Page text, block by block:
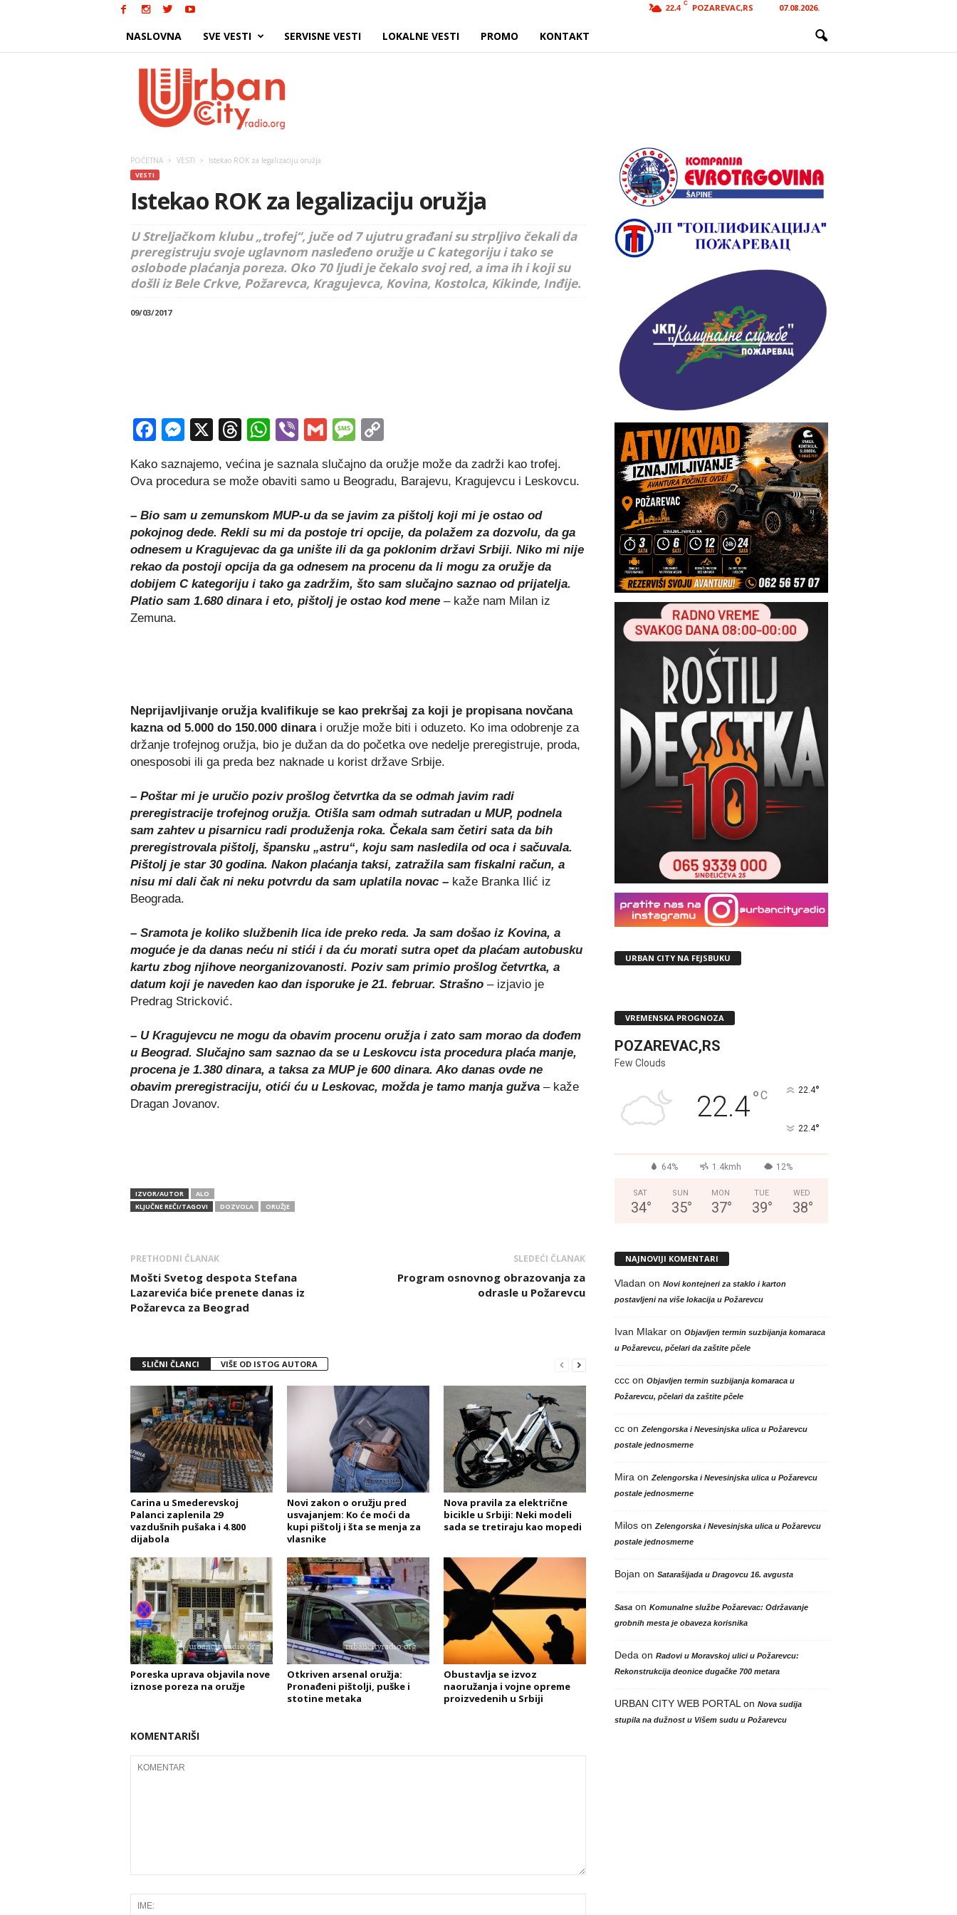
22.4
C POZAREVAC,RS 07.08.2026.
NASLOVNA SVE VESTI SERVISNE VESTI LOKALNE VESTI PROMO KONTAKT
POČETNA VESTI Istekao ROK za legalizaciju oružja
VESTI
Istekao ROK za legalizaciju oružja
U Streljačkom klubu „trofej“, juče od 7 ujutru građani su strpljivo čekali da
preregistruju svoje uglavnom nasleđeno oružje u C kategoriju i tako se
oslobode plaćanja poreza. Oko 70 ljudi je čekalo svoj red, a ima ih i koji su
došli iz Bele Crkve, Požarevca, Kragujevca, Kovina, Kostolca, Kikinde, Inđije.
09/03/2017
Facebook
Messenger
X Threads
WhatsApp
ViberGmailMessage
Link
Kako saznajemo, većina je saznala slučajno da oružje može da zadrži kao trofej.
Ova procedura se može obaviti samo u Beogradu, Barajevu, Kragujevcu i Leskovcu.
– Bio sam u zemunskom MUP-u da se javim za pištolj koji mi je ostao od
pokojnog dede. Rekli su mi da postoje tri opcije, da polažem za dozvolu, da ga
odnesem u Kragujevac da ga unište ili da ga poklonim državi Srbiji. Niko mi nije
rekao da postoji opcija da ga odnesem na procenu da li mogu za oružje da
dobijem C kategoriju i tako ga zadržim, što sam slučajno saznao od prijatelja.
Platio sam 1.680 dinara i eto, pištolj je ostao kod mene– kaže nam Milan iz
Zemuna.
Neprijavljivanje oružja kvalifikuje se kao prekršaj za koji je propisana novčana
kazna od 5.000 do 150.000 dinarai oružje može biti i oduzeto. Ko ima odobrenje za
držanje trofejnog oružja, bio je dužan da do početka ove nedelje preregistruje, proda,
onesposobi ili ga preda bez naknade u korist države Srbije.
– Poštar mi je uručio poziv prošlog četvrtka da se odmah javim radi
preregistracije trofejnog oružja. Otišla sam odmah sutradan u MUP, podnela
sam zahtev u pisarnicu radi produženja roka. Čekala sam četiri sata da bih
preregistrovala pištolj, špansku „astru“, koju sam nasledila od oca i sačuvala.
Pištolj je star 30 godina. Nakon plaćanja taksi, zatražila sam fiskalni račun, a
nisu mi dali čak ni neku potvrdu da sam uplatila novac – kaže Branka Ilić iz
Beograda.
– Sramota je koliko službenih lica ide preko reda. Ja sam došao iz Kovina, a
moguće je da danas neću ni stići i da ću morati sutra opet da plaćam autobusku
kartu zbog njihove neorganizovanosti. Poziv sam primio prošlog četvrtka, a
datum koji je naveden kao dan isporuke je 21. februar. Strašno – izjavio je
Predrag Stricković.
– U Kragujevcu ne mogu da obavim procenu oružja i zato sam morao da dođem
u Beograd. Slučajno sam saznao da se u Leskovcu ista procedura plaća manje,
procena je 1.380 dinara, a taksa za MUP je 600 dinara. Ako danas ovde ne
obavim preregistraciju, otići ću u Leskovac, možda je tamo manja gužva– kaže
Dragan Jovanov.
IZVOR/AUTOR
ALO
KLJUČNE REČI/TAGOVI
DOZVOLA ORUŽJE
PRETHODNI ČLANAK
Mošti Svetog despota Stefana
Lazarevića biće prenete danas iz
Požarevca za Beograd
SLEDEĆI ČLANAK
Program osnovnog obrazovanja za
odrasle u Požarevcu
SLIČNI ČLANCI VIŠE OD ISTOG AUTORA
Carina u Smederevskoj
Palanci zaplenila 29
vazdušnih pušaka i 4.800
dijabola
Novi zakon o oružju pred
usvajanjem: Ko će moći da
kupi pištolj i šta se menja za
vlasnike
Nova pravila za električne
bicikle u Srbiji: Neki modeli
sada se tretiraju kao mopedi
Poreska uprava objavila nove
iznose poreza na oružje
Otkriven arsenal oružja:
Pronađeni pištolji, puške i
stotine metaka
Obustavlja se izvoz
naoružanja i vojne opreme
proizvedenih u Srbiji
KOMENTARIŠI
URBAN CITY NA FEJSBUKU
VREMENSKA PROGNOZA
POZAREVAC,RS
Few Clouds
22.4°C 22.4°
22.4°
64% 1.4kmh 12%
SAT
34°
SUN
35°
MON
37°
TUE
39°
WED
38°
NAJNOVIJI KOMENTARI
Vladan on Novi kontejneri za staklo i karton
postavljeni na više lokacija u Požarevcu
Ivan Mlakaron Objavljen termin suzbijanja komaraca
u Požarevcu, pčelari da zaštite pčele
cccon Objavljen termin suzbijanja komaraca u
Požarevcu, pčelari da zaštite pčele
ccon Zelengorska i Nevesinjska ulica u Požarevcu
postale jednosmerne
Mira on Zelengorska i Nevesinjska ulica u Požarevcu
postale jednosmerne
Miloson Zelengorska i Nevesinjska ulica u Požarevcu
postale jednosmerne
Bojan on Satarašijada u Dragovcu 16. avgusta
Sasaon Komunalne službe Požarevac: Održavanje
grobnih mesta je obaveza korisnika
Deda on Radovi u Moravskoj ulici u Požarevcu:
Rekonstrukcija deonice dugačke 700 metara
URBAN CITY WEB PORTAL on Nova sudija
stupila na dužnost u Višem sudu u Požarevcu